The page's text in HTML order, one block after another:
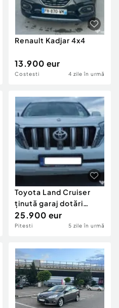
Renault Kadjar 4x4
13.900 eur
Costesti 4 zile în urmă
Toyota Land Cruiser
ținută garaj dotări
premium luxuri extra
25.900 eur
Pitesti 5 zile în urmă